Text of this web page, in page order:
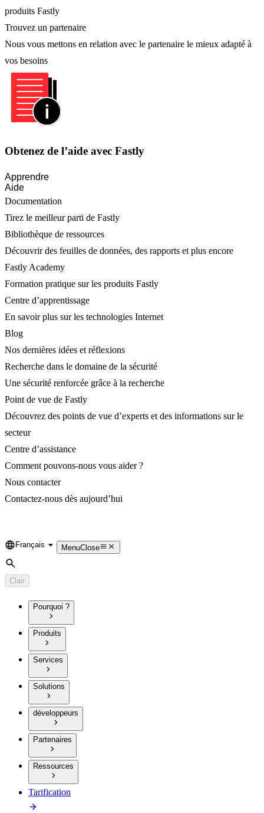
produits Fastly
Trouvez un partenaire
Nous vous mettons en relation avec le partenaire le mieux adapté à
vos besoins
Obtenez de l’aide avec Fastly
Apprendre
Aide
Documentation
Tirez le meilleur parti de Fastly
Bibliothèque de ressources
Découvrir des feuilles de données, des rapports et plus encore
Fastly Academy
Formation pratique sur les produits Fastly
Centre d’apprentissage
En savoir plus sur les technologies Internet
Blog
Nos dernières idées et réflexions
Recherche dans le domaine de la sécurité
Une sécurité renforcée grâce à la recherche
Point de vue de Fastly
Découvrez des points de vue d’experts et des informations sur le
secteur
Centre d’assistance
Comment pouvons-nous vous aider ?
Nous contacter
Contactez-nous dès aujourd’hui
Language
Français MenuClose
Rechercher
Clair
Pourquoi ?
Produits
Services
Solutions
développeurs
Partenaires
Ressources
Tarification